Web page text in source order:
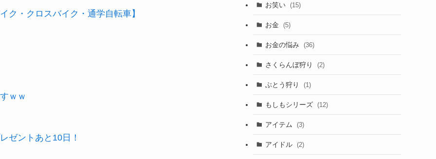
ク・クロスバイク・通学自転車】
ｗｗ
ゼントあと10日！
お笑い (15)
お金 (5)
お金の悩み (36)
さくらんぼ狩り (2)
ぶとう狩り (1)
もしもシリーズ (12)
アイテム (3)
アイドル (2)